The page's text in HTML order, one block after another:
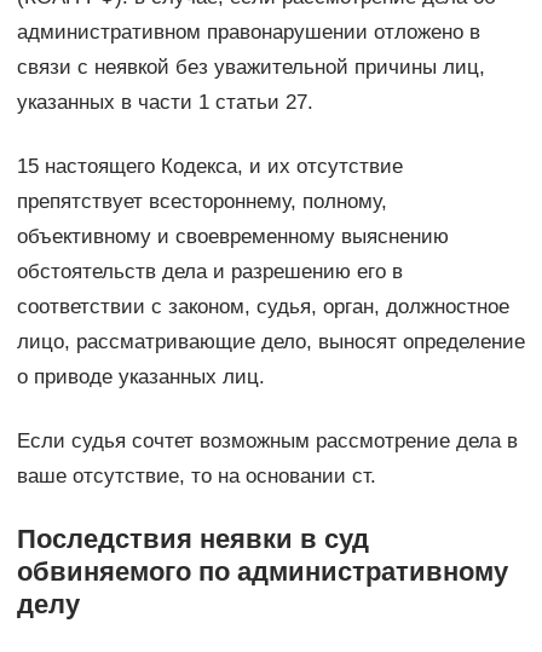
административном правонарушении отложено в
связи с неявкой без уважительной причины лиц,
указанных в части 1 статьи 27.
15 настоящего Кодекса, и их отсутствие
препятствует всестороннему, полному,
объективному и своевременному выяснению
обстоятельств дела и разрешению его в
соответствии с законом, судья, орган, должностное
лицо, рассматривающие дело, выносят определение
о приводе указанных лиц.
Если судья сочтет возможным рассмотрение дела в
ваше отсутствие, то на основании ст.
Последствия неявки в суд
обвиняемого по административному
делу